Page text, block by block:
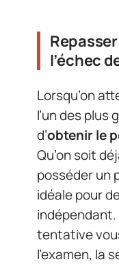
l’échec
Lorsqu’on
l’un des plus
d’obtenir le
Qu’on soit
posséder un
idéale pour
tentative
l’examen, la